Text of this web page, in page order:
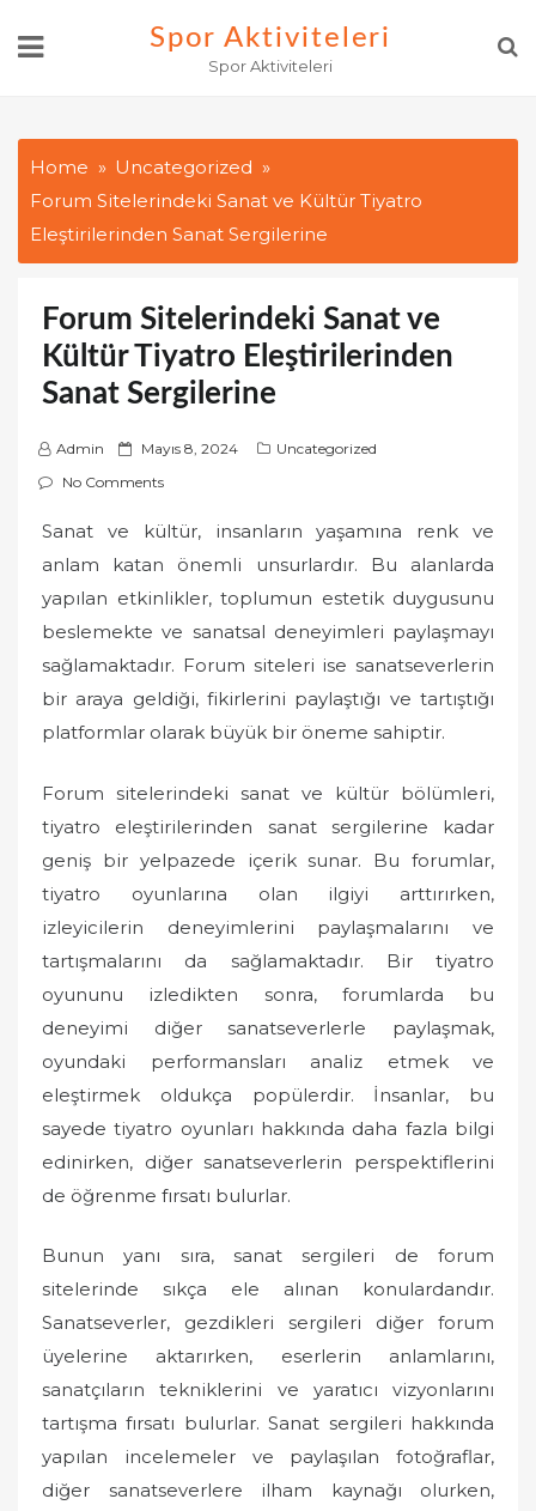
Spor Aktiviteleri
Spor Aktiviteleri
Home
Uncategorized
Forum Sitelerindeki Sanat ve Kültür Tiyatro
Eleştirilerinden Sanat Sergilerine
Forum Sitelerindeki Sanat ve
Kültür Tiyatro Eleştirilerinden
Sanat Sergilerine
Admin
P
o
e
d
Mayıs 8, 2024
Uncategorized
No Comments
Sanat ve kültür, insanların yaşamına renk ve
anlam katan önemli unsurlardır. Bu alanlarda
yapılan etkinlikler, toplumun estetik duygusunu
beslemekte ve sanatsal deneyimleri paylaşmayı
sağlamaktadır. Forum siteleri ise sanatseverlerin
bir araya geldiği, fikirlerini paylaştığı ve tartıştığı
platformlar olarak büyük bir öneme sahiptir.
Forum sitelerindeki sanat ve kültür bölümleri,
tiyatro eleştirilerinden sanat sergilerine kadar
geniş bir yelpazede içerik sunar. Bu forumlar,
tiyatro oyunlarına olan ilgiyi arttırırken,
izleyicilerin deneyimlerini paylaşmalarını ve
tartışmalarını da sağlamaktadır. Bir tiyatro
oyununu izledikten sonra, forumlarda bu
deneyimi diğer sanatseverlerle paylaşmak,
oyundaki performansları analiz etmek ve
eleştirmek oldukça popülerdir. İnsanlar, bu
sayede tiyatro oyunları hakkında daha fazla bilgi
edinirken, diğer sanatseverlerin perspektiflerini
de öğrenme fırsatı bulurlar.
Bunun yanı sıra, sanat sergileri de forum
sitelerinde sıkça ele alınan konulardandır.
Sanatseverler, gezdikleri sergileri diğer forum
üyelerine aktarırken, eserlerin anlamlarını,
sanatçıların tekniklerini ve yaratıcı vizyonlarını
tartışma fırsatı bulurlar. Sanat sergileri hakkında
yapılan incelemeler ve paylaşılan fotoğraflar,
diğer sanatseverlere ilham kaynağı olurken,